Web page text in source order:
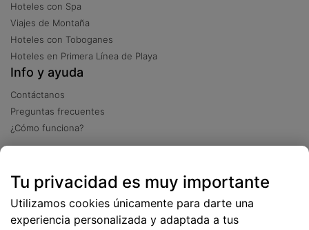
Hoteles con Spa
Viajes de Montaña
Hoteles con Toboganes
Hoteles en Primera Línea de Playa
Info y ayuda
Contáctanos
Preguntas frecuentes
¿Cómo funciona?
Más de 2 millones de descargas
Tu privacidad es muy importante
Utilizamos cookies únicamente para darte una
experiencia personalizada y adaptada a tus